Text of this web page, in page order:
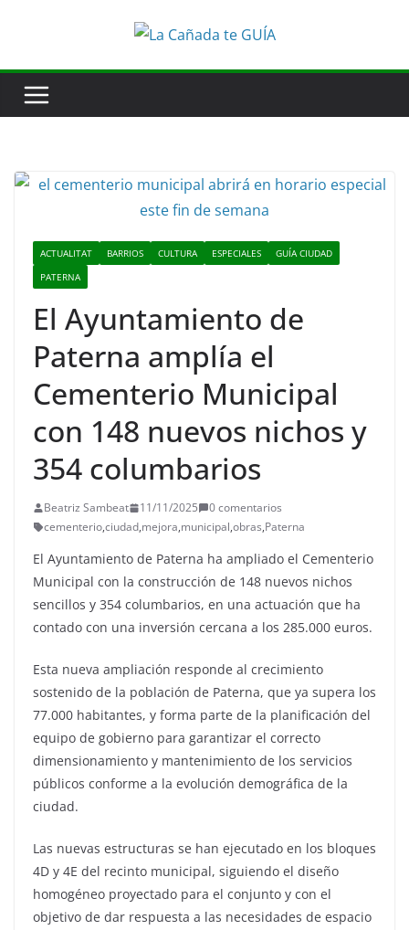
ACTUALITAT BARRIOS CULTURA ESPECIALES
GUÍA CIUDAD
PATERNA
El Ayuntamiento de
Paterna amplía el
Cementerio Municipal
con 148 nuevos nichos y
354 columbarios
Beatriz Sambeat 11/11/2025
0 comentarios
cementerio,ciudad,mejora,municipal,obras,Paterna
El Ayuntamiento de Paterna ha ampliado el Cementerio
Municipal con la construcción de 148 nuevos nichos
sencillos y 354 columbarios, en una actuación que ha
contado con una inversión cercana a los 285.000 euros.
Esta nueva ampliación responde al crecimiento
sostenido de la población de Paterna, que ya supera los
77.000 habitantes, y forma parte de la planificación del
equipo de gobierno para garantizar el correcto
dimensionamiento y mantenimiento de los servicios
públicos conforme a la evolución demográfica de la
ciudad.
Las nuevas estructuras se han ejecutado en los bloques
4D y 4E del recinto municipal, siguiendo el diseño
homogéneo proyectado para el conjunto y con el
objetivo de dar respuesta a las necesidades de espacio